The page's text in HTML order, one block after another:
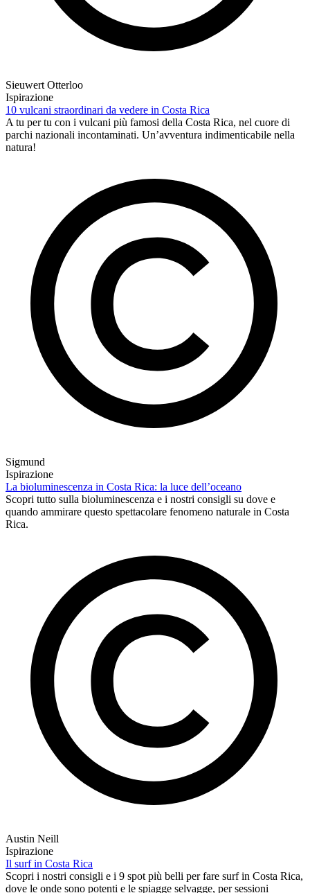
Sieuwert Otterloo
Ispirazione
10 vulcani straordinari da vedere in Costa Rica
A tu per tu con i vulcani più famosi della Costa Rica, nel cuore di
parchi nazionali incontaminati. Un’avventura indimenticabile nella
natura!
Sigmund
Ispirazione
La bioluminescenza in Costa Rica: la luce dell’oceano
Scopri tutto sulla bioluminescenza e i nostri consigli su dove e
quando ammirare questo spettacolare fenomeno naturale in Costa
Rica.
Austin Neill
Ispirazione
Il surf in Costa Rica
Scopri i nostri consigli e i 9 spot più belli per fare surf in Costa Rica,
dove le onde sono potenti e le spiagge selvagge, per sessioni